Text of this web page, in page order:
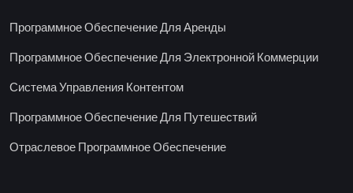
Программное Обеспечение Для Аренды
Программное Обеспечение Для Электронной Коммерции
Система Управления Контентом
Программное Обеспечение Для Путешествий
Отраслевое Программное Обеспечение